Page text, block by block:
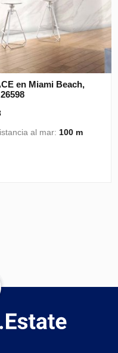
en Miami Beach,
al mar: 100 m